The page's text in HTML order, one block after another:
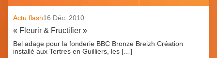
Actu flash16 Déc. 2010
« Fleurir & Fructifier »
Bel adage pour la fonderie BBC Bronze Breizh Création
installé aux Tertres en Guilliers, les […]